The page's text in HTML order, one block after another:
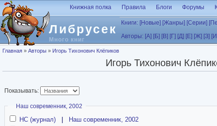
Перейти к основному содержанию
Либрусек
Много книг
Книжная полка Правила Блоги Форумы
Книги: [Новые] [Жанры] [Серии]
Авторы: [А] [Б] [В] [Г] [Д] [Е] [Ж] [З]
Вы здесь
Главная » Авторы » Игорь Тихонович Клёпиков
Игорь Тихонович
Показывать:
Скрыть
Наш современник, 2002
НС (журнал) Наш современник, 2002